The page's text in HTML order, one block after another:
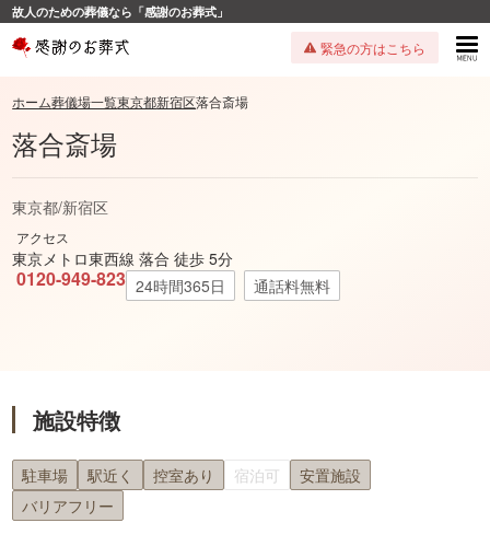
故人のための葬儀なら「感謝のお葬式」
緊急の方はこちら
ホーム葬儀場一覧東京都新宿区落合斎場
落合斎場
東京都/新宿区
アクセス
東京メトロ東西線 落合 徒歩 5分
0120-949-823 24時間365日 通話料無料
施設特徴
駐車場 駅近く 控室あり 宿泊可
安置施設
バリアフリー